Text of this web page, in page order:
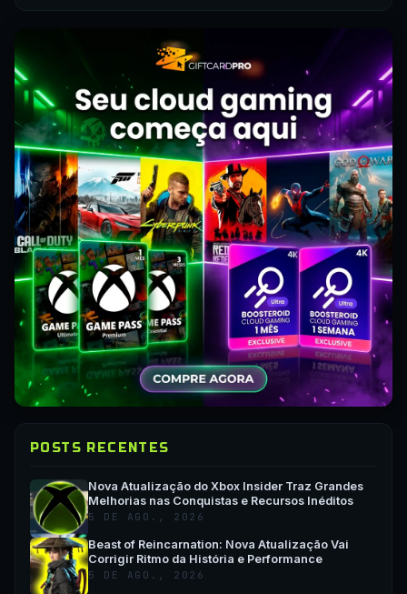
POSTS RECENTES
Nova Atualização do Xbox Insider Traz Grandes
Melhorias nas Conquistas e Recursos Inéditos
5 DE AGO., 2026
Beast of Reincarnation: Nova Atualização Vai
Corrigir Ritmo da História e Performance
5 DE AGO., 2026